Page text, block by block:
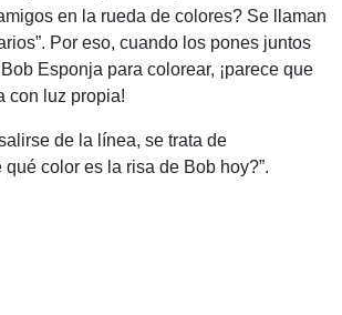
en la rueda de colores? Se llaman
Por eso, cuando los pones juntos
Esponja para colorear, ¡parece que
con luz propia!
de la línea, se trata de
qué color es la risa de Bob hoy?”.